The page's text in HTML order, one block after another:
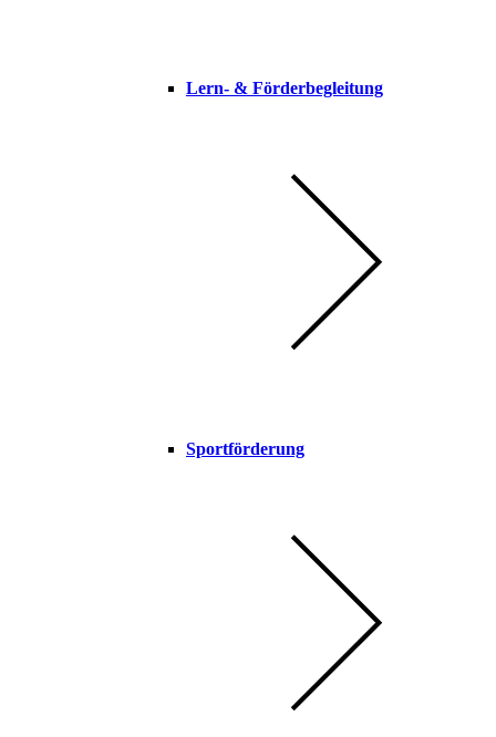
Lern- & Förderbegleitung
Sportförderung